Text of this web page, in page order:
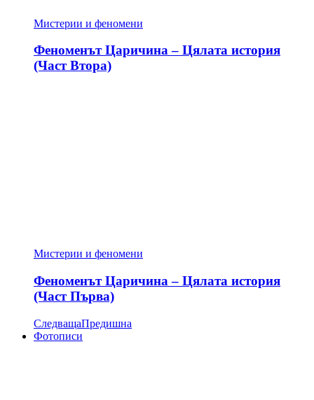
Мистерии и феномени
Феноменът Царичина – Цялата история
(Част Втора)
Мистерии и феномени
Феноменът Царичина – Цялата история
(Част Първа)
СледващаПредишна
Фотописи